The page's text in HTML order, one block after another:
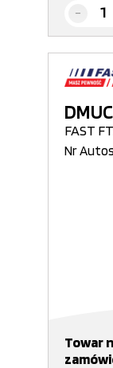
FAST
Nr Autos
Towar